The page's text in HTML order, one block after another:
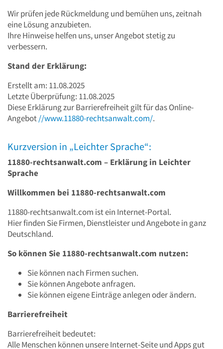
Wir prüfen jede Rückmeldung und bemühen uns, zeitnah
eine Lösung anzubieten.
Ihre Hinweise helfen uns, unser Angebot stetig zu
verbessern.
Stand der Erklärung:
Erstellt am: 11.08.2025
Letzte Überprüfung: 11.08.2025
Diese Erklärung zur Barrierefreiheit gilt für das Online-
Angebot//www.11880-rechtsanwalt.com/.
Kurzversion in „Leichter Sprache“:
11880-rechtsanwalt.com – Erklärung in Leichter
Sprache
Willkommen bei 11880-rechtsanwalt.com
11880-rechtsanwalt.com ist ein Internet-Portal.
Hier finden Sie Firmen, Dienstleister und Angebote in ganz
Deutschland.
So können Sie 11880-rechtsanwalt.com nutzen:
Sie können nach Firmen suchen.
Sie können Angebote anfragen.
Sie können eigene Einträge anlegen oder ändern.
Barrierefreiheit
Barrierefreiheit bedeutet:
Alle Menschen können unsere Internet-Seite und Apps gut